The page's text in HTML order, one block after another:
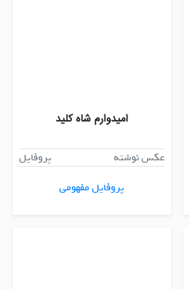
امیدوارم شاه کلید
عکس نوشته
پروفایل
پروفایل مفهومی